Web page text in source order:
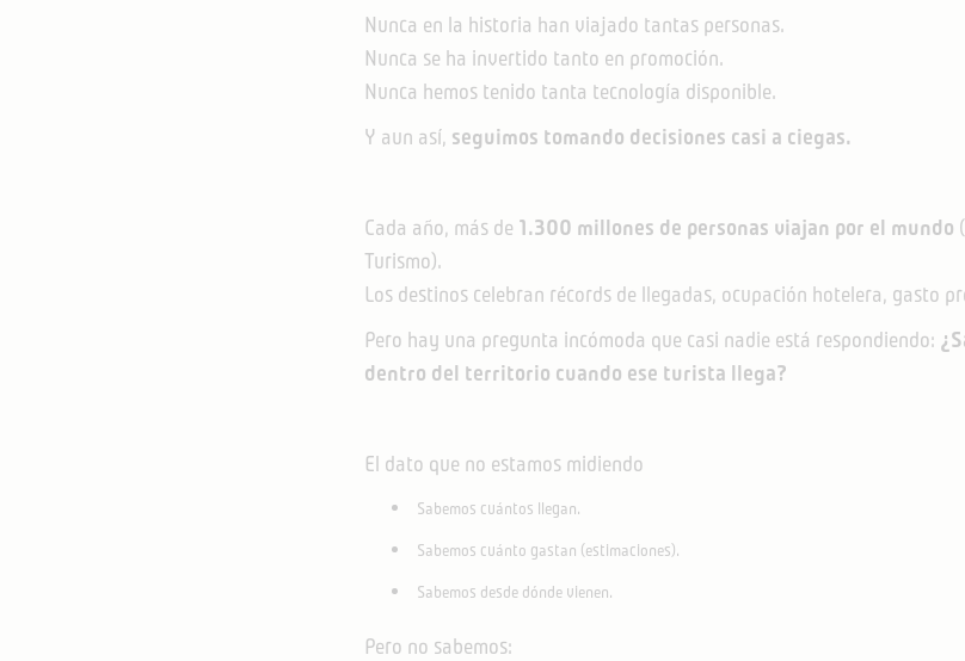
Nunca en la historia han viajado tantas personas.
Nunca se ha invertido tanto en promoción.
Nunca hemos tenido tanta tecnología disponible.
Y aun así, seguimos tomando decisiones casi a ciegas.
Cada año, más de 1.300 millones de personas viajan por el mundo
Turismo).
Los destinos celebran récords de llegadas, ocupación hotelera, gasto
Pero hay una pregunta incómoda que casi nadie está respondiendo:
dentro del territorio cuando ese turista llega?
El dato que no estamos midiendo
Sabemos cuántos llegan.
Sabemos cuánto gastan (estimaciones).
Sabemos desde dónde vienen.
Pero no sabemos: